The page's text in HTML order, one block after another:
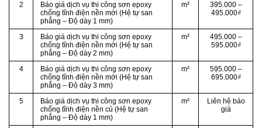
2
Báo giá dịch vụ thi công sơn epoxy
chống tĩnh điện nền mới (Hệ tự san
phẳng – Độ dày 1 mm)
m²
395.000 –
495.000₫
3
Báo giá dịch vụ thi công sơn epoxy
chống tĩnh điện nền mới (Hệ tự san
phẳng – Độ dày 2 mm)
m²
495.000 –
595.000₫
4
Báo giá dịch vụ thi công sơn epoxy
chống tĩnh điện nền mới (Hệ tự san
phẳng – Độ dày 3 mm)
m²
595.000 –
695.000₫
5
Báo giá dịch vụ thi công sơn epoxy
chống tĩnh điện nền củ (Hệ tự san
phẳng – Độ dày 1 mm)
m²
Liên hệ báo
giá